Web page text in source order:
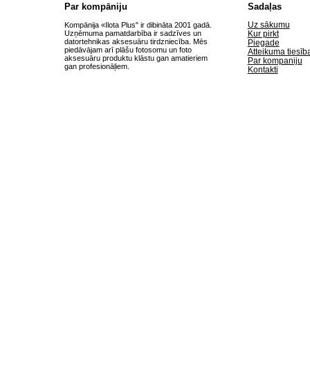
Par kompāniju
Kompānija «Ilota Plus" ir dibināta 2001 gadā.
Uzņēmuma pamatdarbība ir sadzīves un
datortehnikas aksesuāru tirdzniecība. Mēs
piedāvājam arī plāšu fotosomu un foto
aksesuāru produktu klāstu gan amatieriem
gan profesionāļiem.
Sadaļas
Uz sākumu
Kur pirkt
Piegade
Atteikuma
Par kompaniju
Kontakti